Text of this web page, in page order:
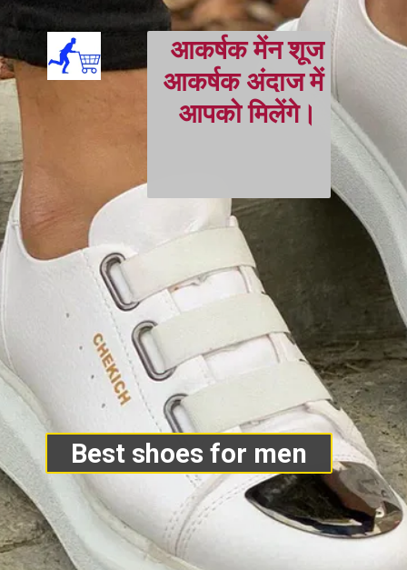
Best shoes for men
आकर्षक मेंन शूज
आकर्षक अंदाज में
आपको मिलेंगे।